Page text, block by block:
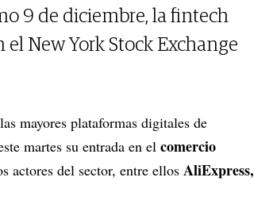
9 de diciembre, la fintech
New York Stock Exchange
mayores plataformas digitales de
martes su entrada en el comercio
actores del sector, entre ellos AliExpress,